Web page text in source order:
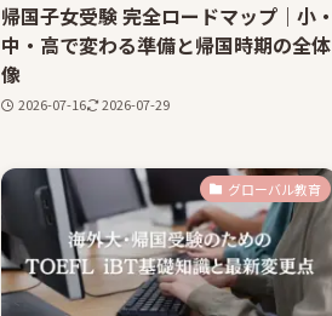
帰国子女受験 完全ロードマップ｜小・
中・高で変わる準備と帰国時期の全体
像
2026-07-16 2026-07-29
グローバル教育